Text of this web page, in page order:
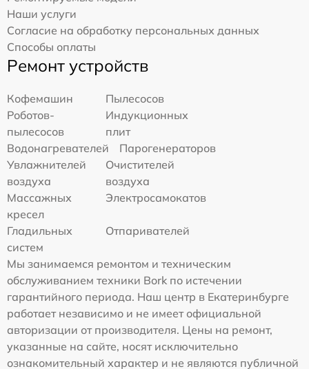
Наши услуги
Согласие на обработку персональных данных
Способы оплаты
Ремонт устройств
Кофемашин
Пылесосов
Роботов-
пылесосов
Индукционных
плит
Водонагревателей
Парогенераторов
Увлажнителей
воздуха
Очистителей
воздуха
Массажных
кресел
Электросамокатов
Гладильных
систем
Отпаривателей
Мы занимаемся ремонтом и техническим
обслуживанием техники Bork по истечении
гарантийного периода. Наш центр в Екатеринбурге
работает независимо и не имеет официальной
авторизации от производителя. Цены на ремонт,
указанные на сайте, носят исключительно
ознакомительный характер и не являются публичной